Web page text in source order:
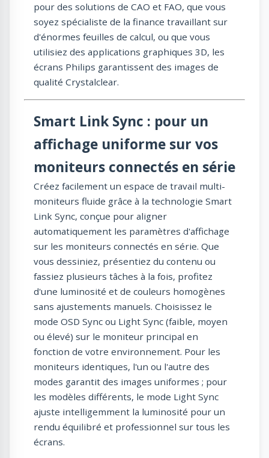
pour des solutions de CAO et FAO, que vous
soyez spécialiste de la finance travaillant sur
d'énormes feuilles de calcul, ou que vous
utilisiez des applications graphiques 3D, les
écrans Philips garantissent des images de
qualité Crystalclear.
Smart Link Sync : pour un
affichage uniforme sur vos
moniteurs connectés en série
Créez facilement un espace de travail multi-
moniteurs fluide grâce à la technologie Smart
Link Sync, conçue pour aligner
automatiquement les paramètres d'affichage
sur les moniteurs connectés en série. Que
vous dessiniez, présentiez du contenu ou
fassiez plusieurs tâches à la fois, profitez
d'une luminosité et de couleurs homogènes
sans ajustements manuels. Choisissez le
mode OSD Sync ou Light Sync (faible, moyen
ou élevé) sur le moniteur principal en
fonction de votre environnement. Pour les
moniteurs identiques, l'un ou l'autre des
modes garantit des images uniformes ; pour
les modèles différents, le mode Light Sync
ajuste intelligemment la luminosité pour un
rendu équilibré et professionnel sur tous les
écrans.